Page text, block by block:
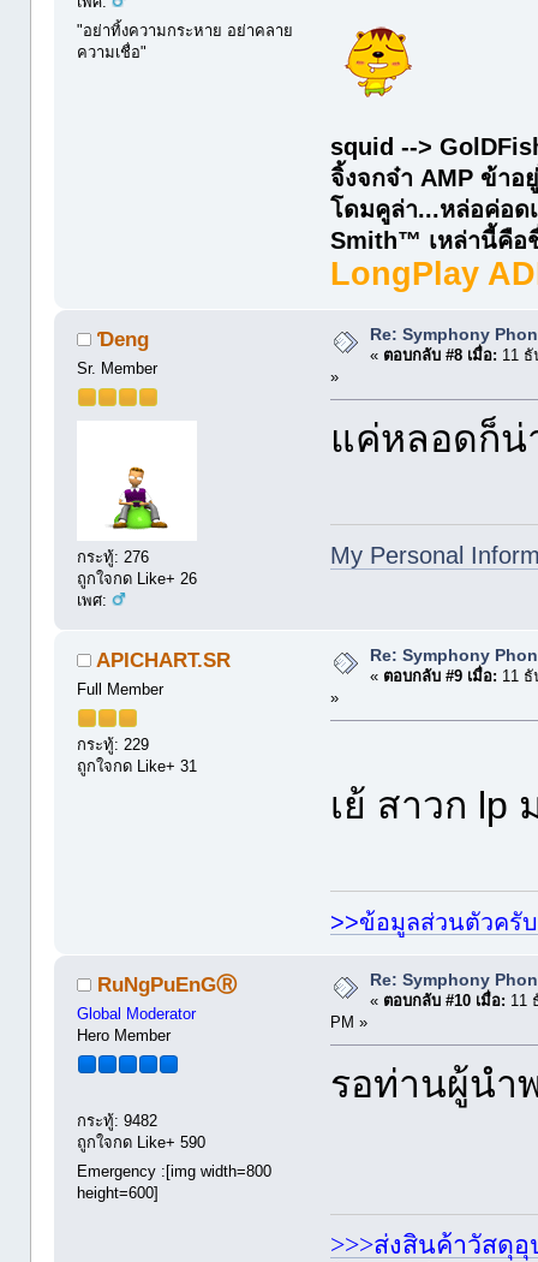
"อย่าทิ้งความกระหาย อย่าคลาย
ความเชื่อ"
squid -->
จิ้งจกจ๋า AMP ข้า
โดมคูล่า...หล่อค่อด
Smith™ เหล่านี้คือชื่
LongPlay
Ɗeng
Sr. Member
กระทู้: 276
ถูกใจกด Like+ 26
เพศ:
Re: Symphony
« ตอบกลับ #8 เมื่อ: 11 ธั
»
แค่หลอดก็น่
My Personal
APICHART.SR
Full Member
กระทู้: 229
ถูกใจกด Like+ 31
Re: Symphony
« ตอบกลับ #9 เมื่อ: 11 ธั
»
เย้ สาวก lp
>>ข้อมูลส่วนตัวครับ
RuNgPuEnGⓇ
Global Moderator
Hero Member
กระทู้: 9482
ถูกใจกด Like+ 590
Emergency :[img width=800
height=600]
Re: Symphony
« ตอบกลับ #10 เมื่อ: 11
PM »
รอท่านผู้นำ
>>>ส่งสินค้าวัสดุ